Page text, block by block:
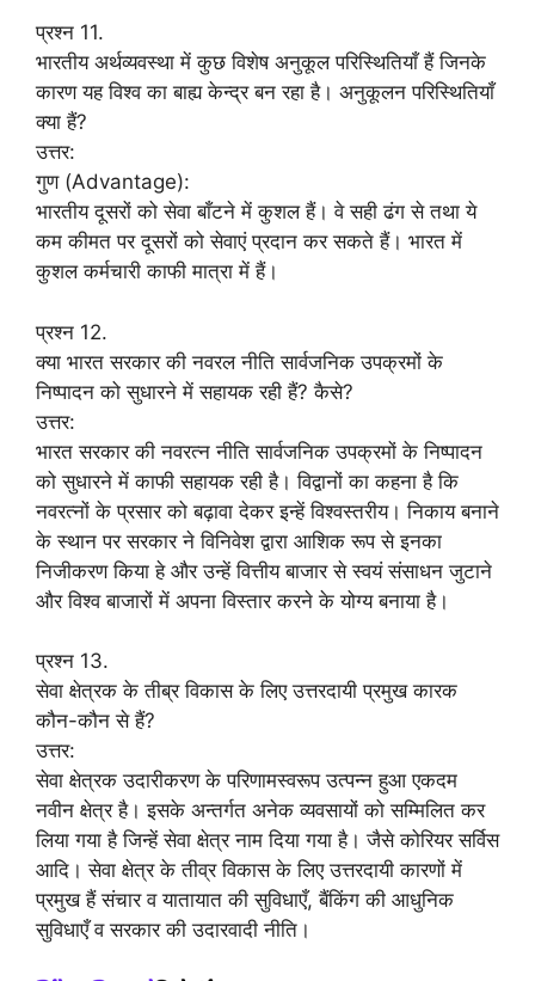
प्रश्न 11.
भारतीय अर्थव्यवस्था में कुछ विशेष अनुकूल परिस्थितियाँ हैं जिनके
कारण यह विश्व का बाह्य केन्द्र बन रहा है। अनुकूलन परिस्थितियाँ
क्या हैं?
उत्तर:
गुण (Advantage):
भारतीय दूसरों को सेवा बाँटने में कुशल हैं। वे सही ढंग से तथा ये
कम कीमत पर दूसरों को सेवाएं प्रदान कर सकते हैं। भारत में
कुशल कर्मचारी काफी मात्रा में हैं।
प्रश्न 12.
क्या भारत सरकार की नवरल नीति सार्वजनिक उपक्रमों के
निष्पादन को सुधारने में सहायक रही हैं? कैसे?
उत्तर:
भारत सरकार की नवरत्न नीति सार्वजनिक उपक्रमों के निष्पादन
को सुधारने में काफी सहायक रही है। विद्वानों का कहना है कि
नवरत्नों के प्रसार को बढ़ावा देकर इन्हें विश्वस्तरीय। निकाय बनाने
के स्थान पर सरकार ने विनिवेश द्वारा आशिक रूप से इनका
निजीकरण किया हे और उन्हें वित्तीय बाजार से स्वयं संसाधन जुटाने
और विश्व बाजारों में अपना विस्तार करने के योग्य बनाया है।
प्रश्न 13.
सेवा क्षेत्रक के तीब्र विकास के लिए उत्तरदायी प्रमुख कारक
कौन-कौन से हैं?
उत्तर:
सेवा क्षेत्रक उदारीकरण के परिणामस्वरूप उत्पन्न हुआ एकदम
नवीन क्षेत्र है। इसके अन्तर्गत अनेक व्यवसायों को सम्मिलित कर
लिया गया है जिन्हें सेवा क्षेत्र नाम दिया गया है। जैसे कोरियर सर्विस
आदि। सेवा क्षेत्र के तीव्र विकास के लिए उत्तरदायी कारणों में
प्रमुख हैं संचार व यातायात की सुविधाएँ, बैंकिंग की आधुनिक
सुविधाएँ व सरकार की उदारवादी नीति।